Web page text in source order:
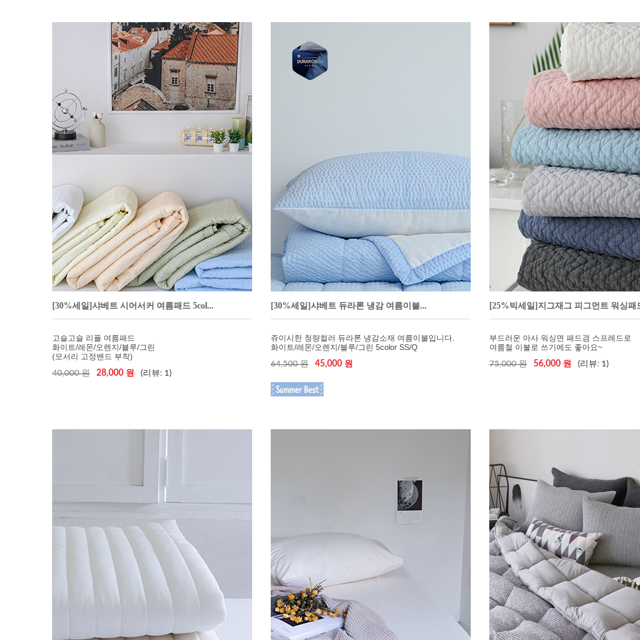
[30%세일]샤베트 시어서커 여름패드 5col...
고슬고슬 리플 여름패드
화이트/레몬/오렌지/블루/그린
(모서리 고정밴드 부착)
40,000 원
28,000 원 (리뷰: 1)
[30%세일]샤베트 듀라론 냉감 여름이불...
쥬이시한 청량컬러 듀라론 냉감소재 여름이불입니다.
화이트/레몬/오렌지/블루/그린 5color SS/Q
64,500 원
45,000 원
[25%빅세일]지그재그 피그먼트 워싱패
부드러운 아사 워싱면 패드겸 스프레드로
여름철 이불로 쓰기에도 좋아요~
75,000 원
56,000 원 (리뷰: 1)